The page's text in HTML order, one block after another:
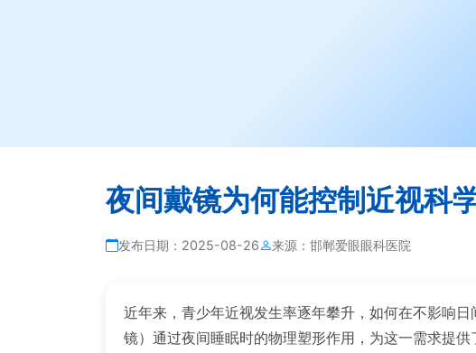
夜间戴镜为何能控制近视科
发布日期： 2025-08-26 来源： 邯郸爱眼眼科医院
近年来，青少年近视发生率逐年攀升，如何在不影响
镜）通过夜间睡眠时的物理塑形作用，为这一需求提供